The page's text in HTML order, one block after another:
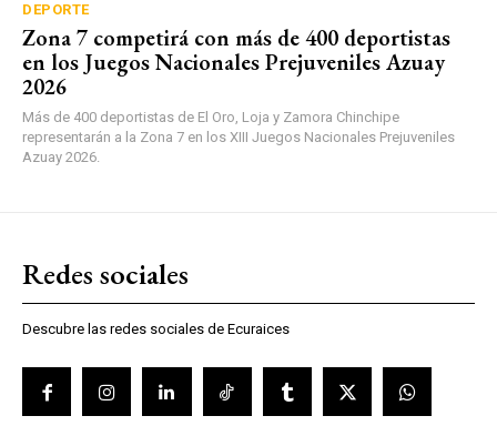
DEPORTE
Zona 7 competirá con más de 400 deportistas
en los Juegos Nacionales Prejuveniles Azuay
2026
Más de 400 deportistas de El Oro, Loja y Zamora Chinchipe
representarán a la Zona 7 en los XIII Juegos Nacionales Prejuveniles
Azuay 2026.
Redes sociales
Descubre las redes sociales de Ecuraices